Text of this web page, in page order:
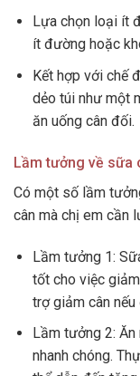
Lựa chọn loại ít
ít đường hoặc
Kết hợp với chế
dẻo túi như một
ăn uống cân đối.
Lầm tưởng về sữa
Có một số lầm
cân mà chị em cần
Lầm tưởng 1:
tốt cho việc
trợ giảm cân
Lầm tưởng 2:
nhanh chóng.